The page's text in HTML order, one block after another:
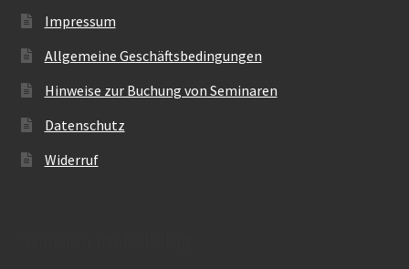
Impressum
Allgemeine Geschäftsbedingungen
Hinweise zur Buchung von Seminaren
Datenschutz
Widerruf